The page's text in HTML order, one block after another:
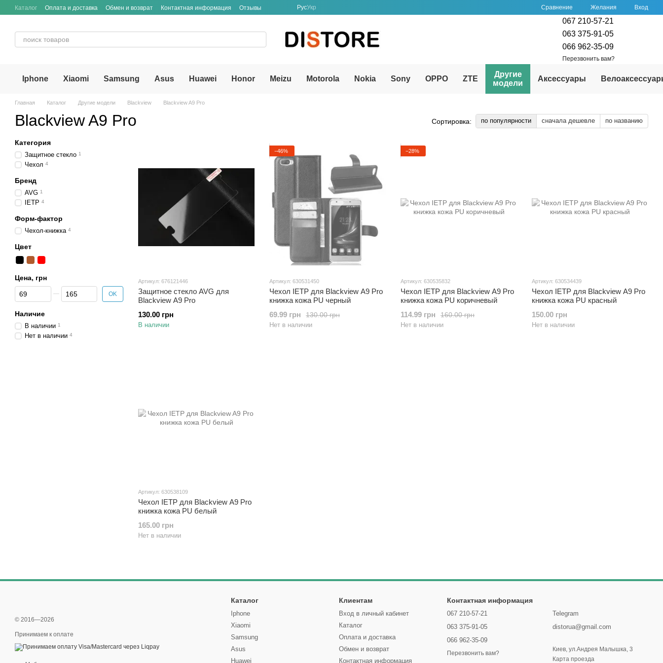
Перейти к основному контенту
Каталог Оплата и доставка Обмен и возврат Контактная информация Отзывы РусУкр Сравнение Желания Вход
067 210-57-21
063 375-91-05
066 962-35-09
Перезвонить вам?
Iphone Xiaomi Samsung Asus Huawei Honor Meizu Motorola Nokia Sony OPPO ZTE
Другие
модели
Аксессуары
Главная Каталог Другие модели Blackview Blackview A9 Pro
Blackview A9 Pro Сортировка: по популярности сначала дешевле по названию
Артикул: 676121446
Защитное стекло AVG для
Blackview A9 Pro
130.00 грн
В наличии
−46%
Артикул: 630531450
Чехол IETP для Blackview A9 Pro
книжка кожа PU черный
130.00 грн
69.99 грн
Нет в наличии
−28%
Артикул: 630535832
Чехол IETP для Blackview A9 Pro
книжка кожа PU коричневый
160.00 грн
114.99 грн
Нет в наличии
Артикул: 630534439
Чехол IETP для Blackview A9 Pro
книжка кожа PU красный
150.00 грн
Нет в наличии
Артикул: 630538109
Чехол IETP для Blackview A9 Pro
книжка кожа PU белый
165.00 грн
Нет в наличии
Категория
Защитное стекло 1
Чехол 4
Бренд
AVG 1
IETP 4
Форм-фактор
Чехол-книжка 4
Цвет
Цена, грн
От Цена, грн
До Цена, грн OK
Наличие
В наличии 1
Нет в наличии 4
© 2016—2026
Принимаем к оплате
Каталог
Iphone
Xiaomi
Samsung
Asus
Huawei
Клиентам
Вход в личный кабинет
Каталог
Оплата и доставка
Обмен и возврат
Контактная информация
Контактная информация
067 210-57-21
063 375-91-05
066 962-35-09
Перезвонить вам?
Telegram
distorua@gmail.com
Киев, ул.Андрея Малышка, 3
Карта проезда